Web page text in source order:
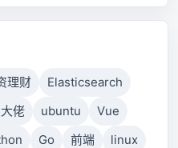
理财
Elasticsearch
佬 ubuntu
Vue
Go 前端
linux